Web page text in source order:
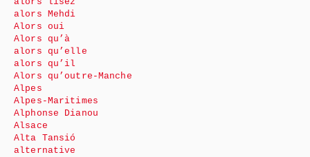
alors Mehdi
Alors oui
Alors qu’à
alors qu’elle
alors qu’il
Alors qu’outre-Manche
Alpes
Alpes-Maritimes
Alphonse Dianou
Alsace
Alta Tansió
alternative